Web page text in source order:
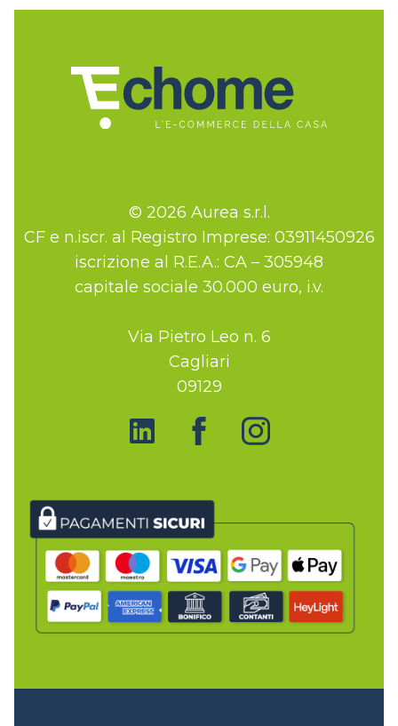
© 2026 Aurea s.r.l.
CF e n.iscr. al Registro Imprese: 03911450926
iscrizione al R.E.A.: CA – 305948
capitale sociale 30.000 euro, i.v.
Via Pietro Leo n. 6
Cagliari
09129